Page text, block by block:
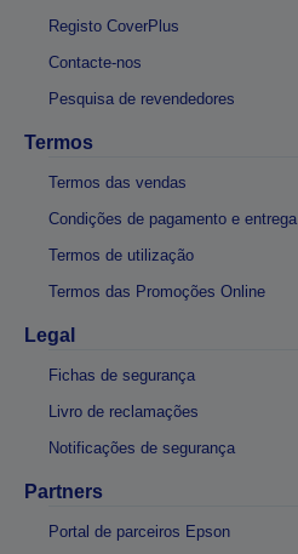
Registo CoverPlus
Contacte-nos
Pesquisa de revendedores
Termos
Termos das vendas
Condições de pagamento e entrega
Termos de utilização
Termos das Promoções Online
Legal
Fichas de segurança
Livro de reclamações
Notificações de segurança
Partners
Portal de parceiros Epson